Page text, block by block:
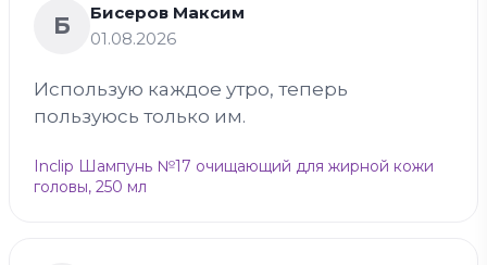
Б
Бисеров Максим
01.08.2026
Использую каждое утро, теперь
пользуюсь только им.
Inclip Шампунь №17 очищающий для жирной кожи
головы, 250 мл